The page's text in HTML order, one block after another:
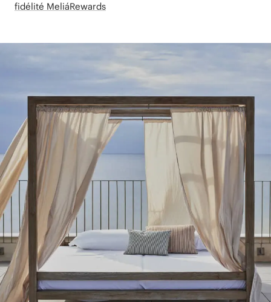
fidélité MeliáRewards